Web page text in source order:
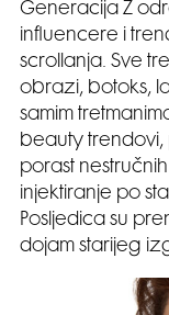
Generacija Z
influencere i
scrollanja. Sve
obrazi, botoks,
samim
beauty trendovi,
porast
injektiranje po
Posljedica su
dojam starijeg